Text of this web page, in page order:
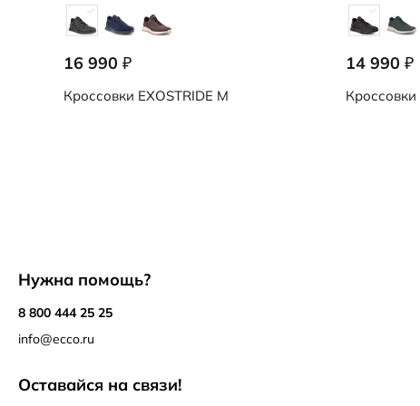
16 990 ₽
Кроссовки EXOSTRIDE M
14 990 ₽
Кроссовки
Нужна помощь?
8 800 444 25 25
info@ecco.ru
Оставайся на связи!